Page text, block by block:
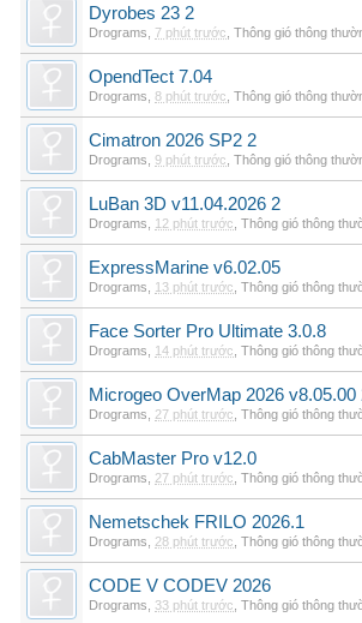
Dyrobes 23 2
Drograms 7 phút trước Thông gió thông
OpendTect 7.04
Drograms 8 phút trước Thông gió thông
Cimatron 2026 SP2 2
Drograms 9 phút trước Thông gió thông
LuBan 3D v11.04.2026 2
Drograms 12 phút trước Thông gió thông
ExpressMarine v6.02.05
Drograms 13 phút trước Thông gió thông
Face Sorter Pro Ultimate 3.0.8
Drograms 14 phút trước Thông gió thông
Microgeo OverMap 2026 v8.05.00
Drograms 27 phút trước Thông gió thông
CabMaster Pro v12.0
Drograms 27 phút trước Thông gió thông
Nemetschek FRILO 2026.1
Drograms 28 phút trước Thông gió thông
CODE V CODEV 2026
Drograms 33 phút trước Thông gió thông